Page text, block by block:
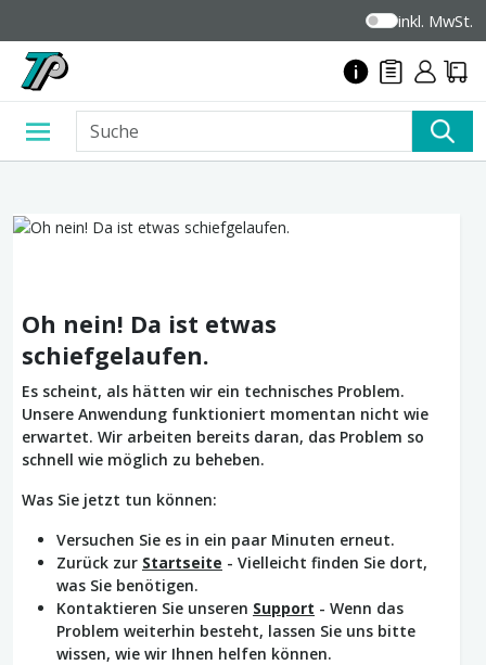
inkl. MwSt.
Oh nein! Da ist etwas
schiefgelaufen.
Es scheint, als hätten wir ein technisches Problem.
Unsere Anwendung funktioniert momentan nicht wie
erwartet. Wir arbeiten bereits daran, das Problem so
schnell wie möglich zu beheben.
Was Sie jetzt tun können:
Versuchen Sie es in ein paar Minuten erneut.
Zurück zur Startseite - Vielleicht finden Sie dort,
was Sie benötigen.
Kontaktieren Sie unseren Support - Wenn das
Problem weiterhin besteht, lassen Sie uns bitte
wissen, wie wir Ihnen helfen können.